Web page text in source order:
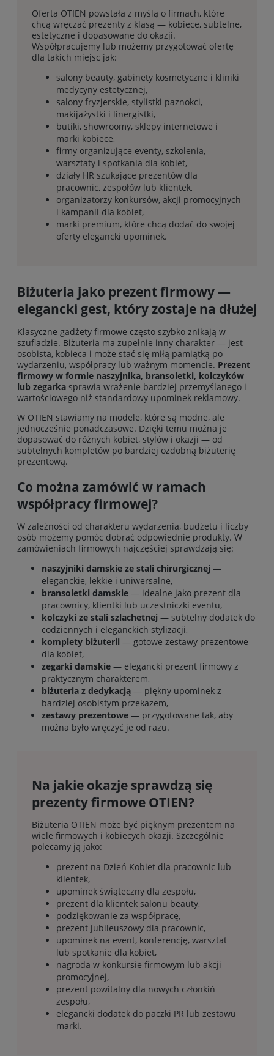
Oferta OTIEN powstała z myślą o firmach, które
chcą wręczać prezenty z klasą — kobiece, subtelne,
estetyczne i dopasowane do okazji.
Współpracujemy lub możemy przygotować ofertę
dla takich miejsc jak:
salony beauty, gabinety kosmetyczne i kliniki
medycyny estetycznej,
salony fryzjerskie, stylistki paznokci,
makijażystki i linergistki,
butiki, showroomy, sklepy internetowe i
marki kobiece,
firmy organizujące eventy, szkolenia,
warsztaty i spotkania dla kobiet,
działy HR szukające prezentów dla
pracownic, zespołów lub klientek,
organizatorzy konkursów, akcji promocyjnych
i kampanii dla kobiet,
marki premium, które chcą dodać do swojej
oferty elegancki upominek.
Biżuteria jako prezent firmowy —
elegancki gest, który zostaje na dłużej
Klasyczne gadżety firmowe często szybko znikają w
szufladzie. Biżuteria ma zupełnie inny charakter — jest
osobista, kobieca i może stać się miłą pamiątką po
wydarzeniu, współpracy lub ważnym momencie. Prezent
firmowy w formie naszyjnika, bransoletki, kolczyków
lub zegarka sprawia wrażenie bardziej przemyślanego i
wartościowego niż standardowy upominek reklamowy.
W OTIEN stawiamy na modele, które są modne, ale
jednocześnie ponadczasowe. Dzięki temu można je
dopasować do różnych kobiet, stylów i okazji — od
subtelnych kompletów po bardziej ozdobną biżuterię
prezentową.
Co można zamówić w ramach
współpracy firmowej?
W zależności od charakteru wydarzenia, budżetu i liczby
osób możemy pomóc dobrać odpowiednie produkty. W
zamówieniach firmowych najczęściej sprawdzają się:
naszyjniki damskie ze stali chirurgicznej —
eleganckie, lekkie i uniwersalne,
bransoletki damskie — idealne jako prezent dla
pracownicy, klientki lub uczestniczki eventu,
kolczyki ze stali szlachetnej — subtelny dodatek do
codziennych i eleganckich stylizacji,
komplety biżuterii — gotowe zestawy prezentowe
dla kobiet,
zegarki damskie — elegancki prezent firmowy z
praktycznym charakterem,
biżuteria z dedykacją — piękny upominek z
bardziej osobistym przekazem,
zestawy prezentowe — przygotowane tak, aby
można było wręczyć je od razu.
Na jakie okazje sprawdzą się
prezenty firmowe OTIEN?
Biżuteria OTIEN może być pięknym prezentem na
wiele firmowych i kobiecych okazji. Szczególnie
polecamy ją jako:
prezent na Dzień Kobiet dla pracownic lub
klientek,
upominek świąteczny dla zespołu,
prezent dla klientek salonu beauty,
podziękowanie za współpracę,
prezent jubileuszowy dla pracownic,
upominek na event, konferencję, warsztat
lub spotkanie dla kobiet,
nagroda w konkursie firmowym lub akcji
promocyjnej,
prezent powitalny dla nowych członkiń
zespołu,
elegancki dodatek do paczki PR lub zestawu
marki.